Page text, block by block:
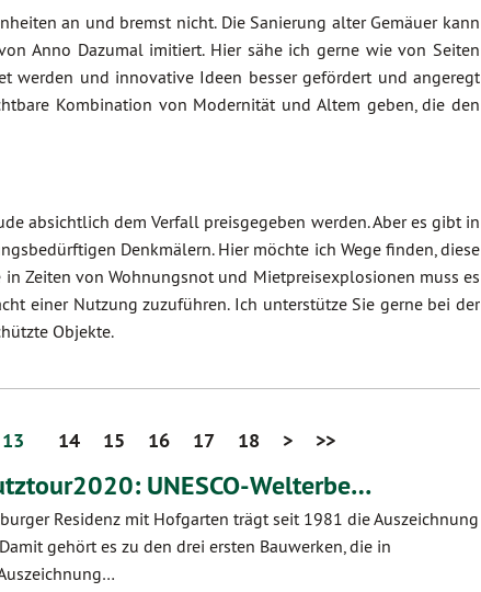
an und bremst nicht. Die Sanierung alter Gemäuer kann
Anno Dazumal imitiert. Hier sähe ich gerne wie von Seiten
werden und innovative Ideen besser gefördert und angeregt
Kombination von Modernität und Altem geben, die den
absichtlich dem Verfall preisgegeben werden. Aber es gibt in
Denkmälern. Hier möchte ich Wege finden, diese
Zeiten von Wohnungsnot und Mietpreisexplosionen muss es
einer Nutzung zuzuführen. Ich unterstütze Sie gerne bei der
Objekte.
13 14 15 16 17 18 > >>
UNESCO-Welterbe…
Residenz mit Hofgarten trägt seit 1981 die Auszeichnung
gehört es zu den drei ersten Bauwerken, die in